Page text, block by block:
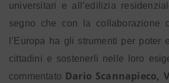
universitari e all’edilizia
segno che con la collaborazione
l’Europa ha gli strumenti per poter
cittadini e sostenerli nelle loro
commentato Dario Scannapieco,